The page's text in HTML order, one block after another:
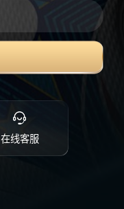
在线客服